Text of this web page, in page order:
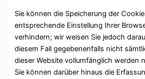
Sie können die Speicherung der
entsprechende Einstellung Ihrer
verhindern; wir weisen Sie jedoch
diesem Fall gegebenenfalls nicht
dieser Website vollumfänglich werden
Sie können darüber hinaus die